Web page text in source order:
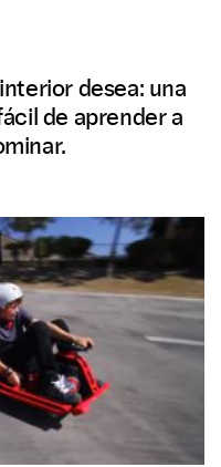
desea: una
de aprender a